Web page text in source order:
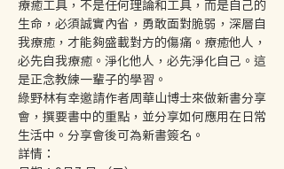
療癒工具，不是任何理論和工具，而是自己的
生命，必須誠實內省，勇敢面對脆弱，深層自
我療癒，才能夠盛載對方的傷痛。療癒他人，
必先自我療癒。淨化他人，必先淨化自己。這
是正念教練一輩子的學習。
綠野林有幸邀請作者周華山博士來做新書分享
會，撰要書中的重點，並分享如何應用在日常
生活中。分享會後可為新書簽名。
詳情：